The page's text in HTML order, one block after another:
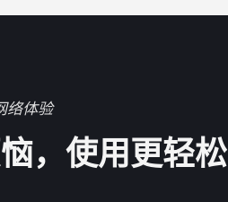
络体验
，使用更轻松